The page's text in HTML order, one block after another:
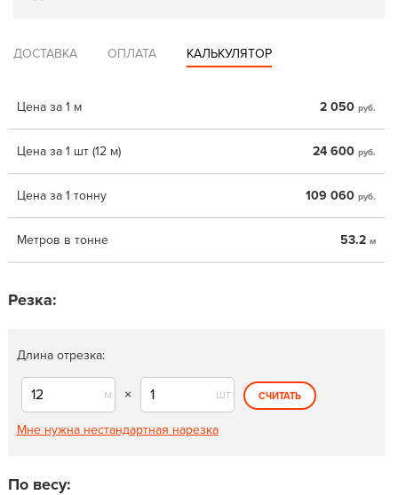
ДОСТАВКА ОПЛАТА КАЛЬКУЛЯТОР
Цена за 1 м 2 050 руб.
Цена за 1 шт (12 м) 24 600 руб.
Цена за 1 тонну 109 060 руб.
Метров в тонне 53.2 м
Резка:
Длина отрезка:
м × шт СЧИТАТЬ
Мне нужна нестандартная нарезка
По весу: